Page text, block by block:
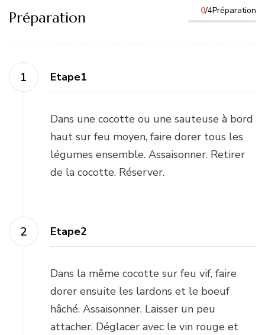
Préparation 0/4Préparation
Etape1
Dans une cocotte ou une sauteuse à bord
haut sur feu moyen, faire dorer tous les
légumes ensemble. Assaisonner. Retirer
de la cocotte. Réserver.
Etape2
Dans la même cocotte sur feu vif, faire
dorer ensuite les lardons et le boeuf
hâché. Assaisonner. Laisser un peu
attacher. Déglacer avec le vin rouge et